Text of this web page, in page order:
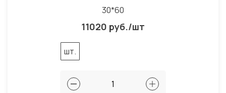
30*60
11020 руб./шт
шт.